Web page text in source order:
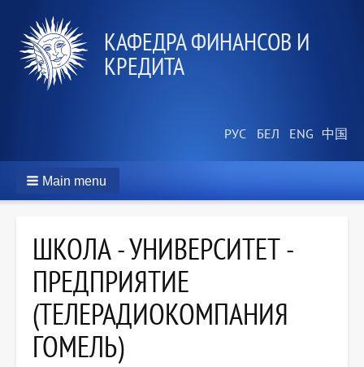
КАФЕДРА ФИНАНСОВ И
КРЕДИТА
Main menu
ШКОЛА - УНИВЕРСИТЕТ -
ПРЕДПРИЯТИЕ
(ТЕЛЕРАДИОКОМПАНИЯ
ГОМЕЛЬ)